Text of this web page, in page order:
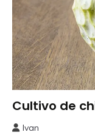
Frutales
Cultivo de
Ivan